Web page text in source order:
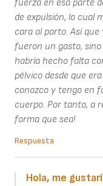
fuerza en esa parte
de expulsión, lo cual
cara al parto. Así
fueron un gasto,
habría hecho falta
pélvico desde que
conozco y tengo en
cuerpo. Por tanto, a
forma que sea!
Respuesta
Hola, me